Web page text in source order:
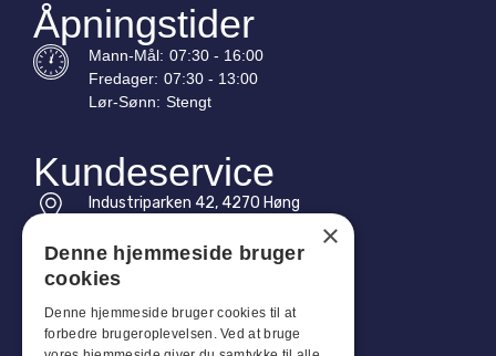
Åpningstider
Mann-Mål: 07:30 - 16:00
Fredager: 07:30 - 13:00
Lør-Sønn: Stengt
Kundeservice
Industriparken 42, 4270 Høng
Tlf: +45 4396 4122
E-post: vb@viggobendz.dk
×
Denne hjemmeside bruger
cookies
Denne hjemmeside bruger cookies til at
forbedre brugeroplevelsen. Ved at bruge